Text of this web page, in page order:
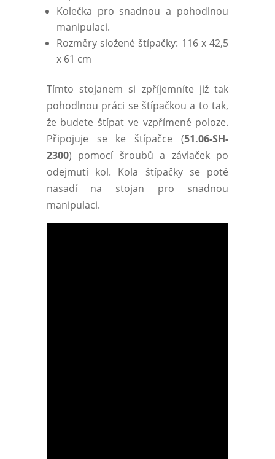
Kolečka pro snadnou a pohodlnou
manipulaci.
Rozměry složené štípačky: 116 x 42,5
x 61 cm
Tímto stojanem si zpříjemníte již tak
pohodlnou práci se štípačkou a to tak,
že budete štípat ve vzpřímené poloze.
Připojuje se ke štípačce (51.06-SH-
2300) pomocí šroubů a závlaček po
odejmutí kol. Kola štípačky se poté
nasadí na stojan pro snadnou
manipulaci.